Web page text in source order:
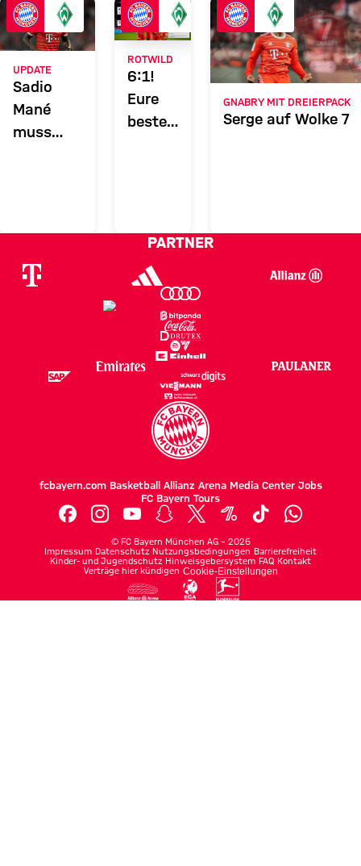
SVW
Zum Spielbericht
UPDATE
Sadio
Mané
muss
ROTWILD
6:1!
Eure
besten
GNABRY MIT DREIERPACK
Serge auf Wolke 7
PARTNER
fcbayern.com Basketball Allianz Arena Media Center Jobs
FC Bayern Tours
© FC Bayern München AG – 2026
Impressum Datenschutz Nutzungsbedingungen Barrierefreiheit
Kinder- und Jugendschutz Hinweisgebersystem FAQ Kontakt
Verträge hier kündigen Cookie-Einstellungen